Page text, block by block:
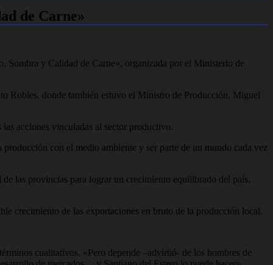
de Carne»
Sombra y Calidad de Carne», organizada por el Ministerio de
Robles, donde también estuvo el Ministro de Producción, Miguel
acciones vinculadas al sector productivo.
con el medio ambiente y ser parte de un mundo cada vez
las provincias para lograr un crecimiento equilibrado del país,
crecimiento de las exportaciones en bruto de la producción local.
cualitativos. «Pero depende –advirtió- de los hombres de